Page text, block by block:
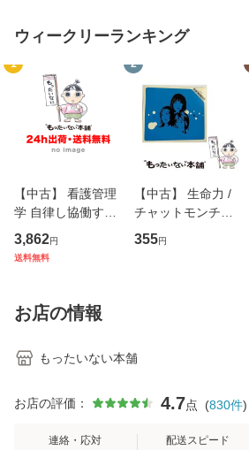
ウィークリーランキング
1
【中古】 看護管理
学 自律し協働する
専門職の看護マネ
ジメントスキル 改
恵 藤本幸三 / 南江
堂 [単行
3,862円
送料無料
2
【中古】 生命力 /
チャットモンチー /
キューンレコード
[CD]【メール便送
355円
お店の情報
もったいない本舗
お店の評価： 4.7点 (830件)
連絡・応対 配送スピード